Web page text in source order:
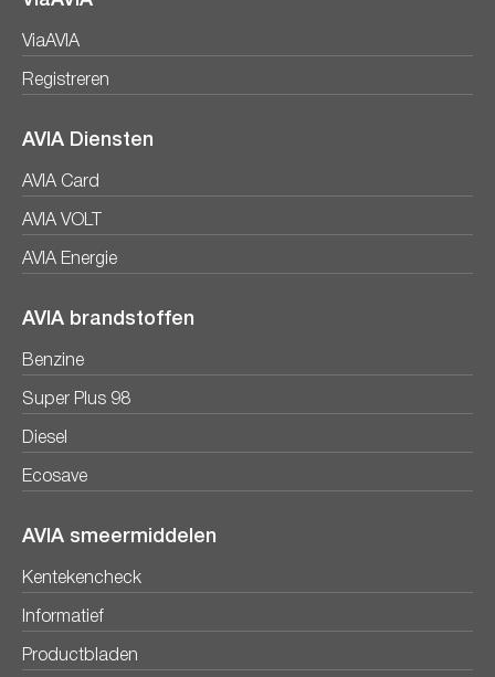
ViaAVIA
Registreren
AVIA Diensten
AVIA Card
AVIA VOLT
AVIA Energie
AVIA brandstoffen
Benzine
Super Plus 98
Diesel
Ecosave
AVIA smeermiddelen
Kentekencheck
Informatief
Productbladen